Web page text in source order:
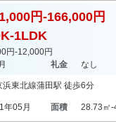
円-166,000円
1LDK
円-12,000円
礼金 なし
浜東北線蒲田駅 徒歩6分
年05月 面積 28.73㎡-